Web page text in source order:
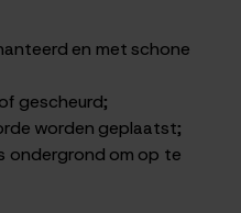
en met schone
gescheurd;
worden geplaatst;
ondergrond om op te